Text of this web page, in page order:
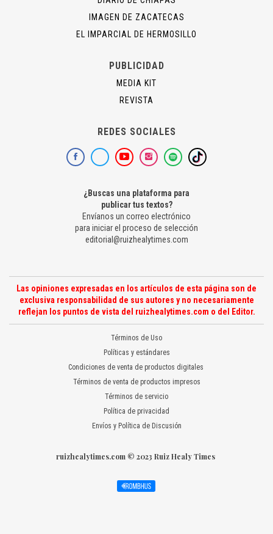
IMAGEN DE ZACATECAS
EL IMPARCIAL DE HERMOSILLO
PUBLICIDAD
MEDIA KIT
REVISTA
REDES SOCIALES
¿Buscas una plataforma para
publicar tus textos?
Envíanos un correo electrónico
para iniciar el proceso de selección
editorial@ruizhealytimes.com
Las opiniones expresadas en los artículos de esta página son de
exclusiva responsabilidad de sus autores y no necesariamente
reflejan los puntos de vista del ruizhealytimes.com o del Editor.
Términos de Uso
Políticas y estándares
Condiciones de venta de productos digitales
Términos de venta de productos impresos
Términos de servicio
Política de privacidad
Envíos y Política de Discusión
ruizhealytimes.com © 2023 Ruiz Healy Times